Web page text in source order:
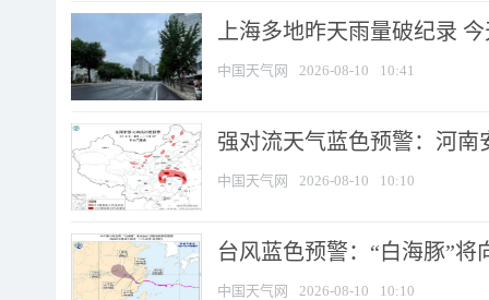
上海多地昨天雨量破纪录
中国天气网 2026-08-10 10:41
强对流天气蓝色预警：河南
中国天气网 2026-08-10 10:10
台风蓝色预警：“白海豚”
中国天气网 2026-08-10 10:10